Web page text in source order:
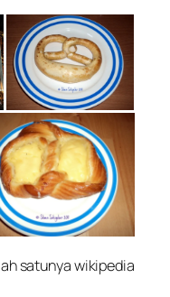
satunya wikipedia